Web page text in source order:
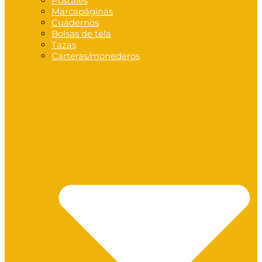
Marcapáginas
Cuadernos
Bolsas de tela
Tazas
Carteras/monederos